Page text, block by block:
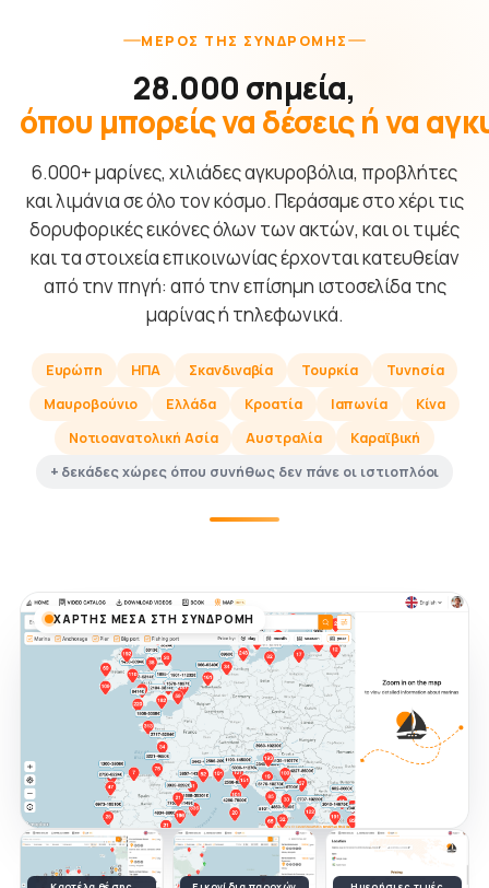
ΜΈΡΟΣ ΤΗΣ ΣΥΝΔΡΟΜΉΣ
28.000 σημεία,
όπου μπορείς να δέσεις ή να
6.000+ μαρίνες, χιλιάδες αγκυροβόλια, προβλήτες
και λιμάνια σε όλο τον κόσμο. Περάσαμε στο χέρι τις
δορυφορικές εικόνες όλων των ακτών, και οι τιμές
και τα στοιχεία επικοινωνίας έρχονται κατευθείαν
από την πηγή: από την επίσημη ιστοσελίδα της
μαρίνας ή τηλεφωνικά.
Ευρώπη ΗΠΑ Σκανδιναβία Τουρκία
Τυνησία
Μαυροβούνιο
Ελλάδα Κροατία Ιαπωνία
Κίνα
Νοτιοανατολική Ασία
Αυστραλία
Καραϊβική
+ δεκάδες χώρες όπου συνήθως δεν πάνε οι ιστιοπλόοι
ΧΆΡΤΗΣ ΜΈΣΑ ΣΤΗ ΣΥΝΔΡΟΜΉ